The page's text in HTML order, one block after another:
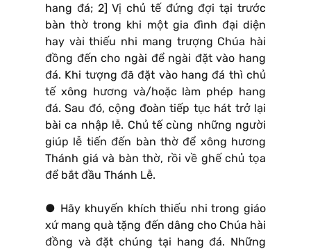
hang đá; 2] Vị chủ tế đứng đợi tại trước
bàn thờ trong khi một gia đình đại diện
hay vài thiếu nhi mang trượng Chúa hài
đồng đến cho ngài để ngài đặt vào hang
đá. Khi tượng đã đặt vào hang đá thì chủ
tế xông hương và/hoặc làm phép hang
đá. Sau đó, cộng đoàn tiếp tục hát trở lại
bài ca nhập lễ. Chủ tế cùng những người
giúp lễ tiến đến bàn thờ để xông hương
Thánh giá và bàn thờ, rồi về ghế chủ tọa
để bắt đầu Thánh Lễ.
● Hãy khuyến khích thiếu nhi trong giáo
xứ mang quà tặng đến dâng cho Chúa hài
đồng và đặt chúng tại hang đá. Những